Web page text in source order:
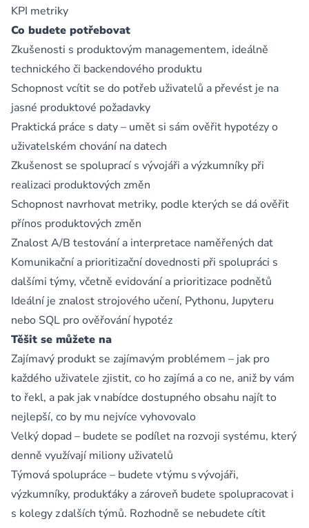
KPI metriky
Co budete potřebovat
Zkušenosti s produktovým managementem, ideálně
technického či backendového produktu
Schopnost vcítit se do potřeb uživatelů a převést je na
jasné produktové požadavky
Praktická práce s daty – umět si sám ověřit hypotézy o
uživatelském chování na datech
Zkušenost se spoluprací s vývojáři a výzkumníky při
realizaci produktových změn
Schopnost navrhovat metriky, podle kterých se dá ověřit
přínos produktových změn
Znalost A/B testování a interpretace naměřených dat
Komunikační a prioritizační dovednosti při spolupráci s
dalšími týmy, včetně evidování a prioritizace podnětů
Ideální je znalost strojového učení, Pythonu, Jupyteru
nebo SQL pro ověřování hypotéz
Těšit se můžete na
Zajímavý produkt se zajímavým problémem – jak pro
každého uživatele zjistit, co ho zajímá a co ne, aniž by vám
to řekl, a pak jak v nabídce dostupného obsahu najít to
nejlepší, co by mu nejvíce vyhovovalo
Velký dopad – budete se podílet na rozvoji systému, který
denně využívají miliony uživatelů
Týmová spolupráce – budete v týmu s vývojáři,
výzkumníky, produkťáky a zároveň budete spolupracovat i
s kolegy z dalších týmů. Rozhodně se nebudete cítit